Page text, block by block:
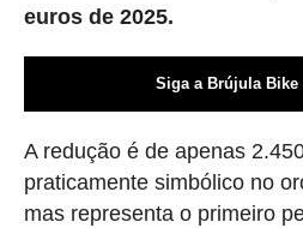
euros de 2025.
Siga a Brújula Bike
A redução é de apenas
praticamente simbólico no
mas representa o primeiro